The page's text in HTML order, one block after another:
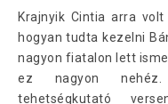
Krajnyik Cintia arra
hogyan tudta kezelni
nagyon fiatalon lett
ez nagyon
tehetségkutató